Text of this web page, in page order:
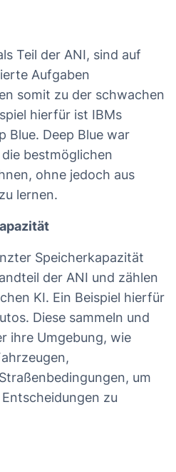
Teil der ANI, sind auf
Aufgaben
somit zu der schwachen
hierfür ist IBMs
Blue. Deep Blue war
bestmöglichen
ohne jedoch aus
lernen.
Speicherkapazität
der ANI und zählen
KI. Ein Beispiel hierfür
Diese sammeln und
ihre Umgebung, wie
um
zu